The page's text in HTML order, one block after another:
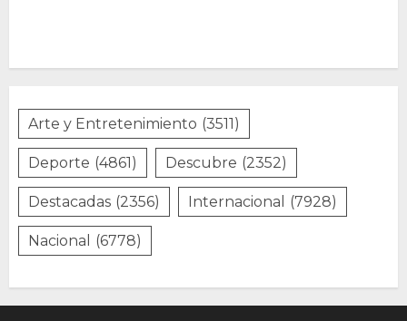
Arte y Entretenimiento (3511)
Deporte (4861) Descubre (2352)
Destacadas (2356) Internacional (7928)
Nacional (6778)